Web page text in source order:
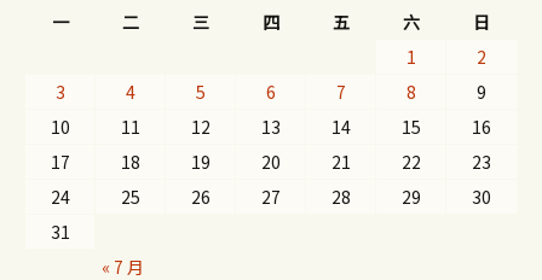
一
二 三 四 五 六
日
1
2
3
4 5 6 7 8
9
10
11 12 13 14 15
16
17
18 19 20 21 22
23
24
25 26 27 28 29
30
31
« 7 月